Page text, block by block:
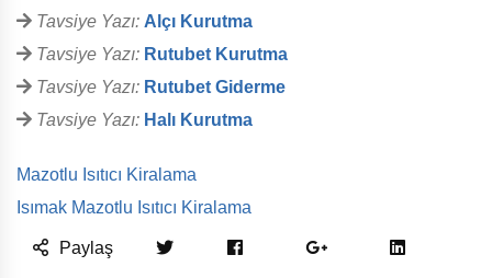
Tavsiye Yazı: Alçı Kurutma
Tavsiye Yazı: Rutubet Kurutma
Tavsiye Yazı: Rutubet Giderme
Tavsiye Yazı: Halı Kurutma
Mazotlu Isıtıcı Kiralama
Isımak Mazotlu Isıtıcı Kiralama
Paylaş